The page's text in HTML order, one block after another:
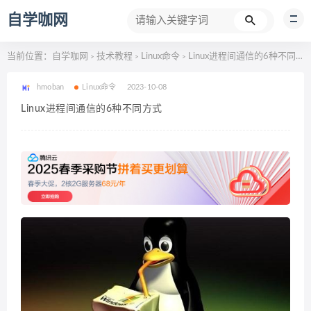
自学咖网
当前位置： 自学咖网 > 技术教程 > Linux命令 > Linux进程间通信的6种不同方式
hmoban Linux命令 2023-10-08
Linux进程间通信的6种不同方式